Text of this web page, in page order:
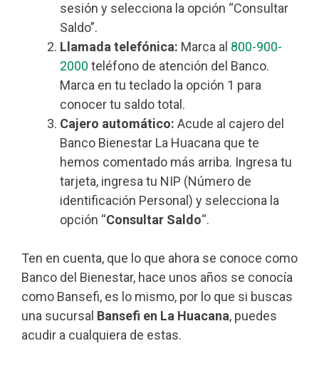
sesión y selecciona la opción “Consultar
Saldo”.
Llamada telefónica: Marca al 800-900-
2000 teléfono de atención del Banco.
Marca en tu teclado la opción 1 para
conocer tu saldo total.
Cajero automático: Acude al cajero del
Banco Bienestar La Huacana que te
hemos comentado más arriba. Ingresa tu
tarjeta, ingresa tu NIP (Número de
identificación Personal) y selecciona la
opción “Consultar Saldo“.
Ten en cuenta, que lo que ahora se conoce como
Banco del Bienestar, hace unos años se conocía
como Bansefi, es lo mismo, por lo que si buscas
una sucursal Bansefi en La Huacana, puedes
acudir a cualquiera de estas.